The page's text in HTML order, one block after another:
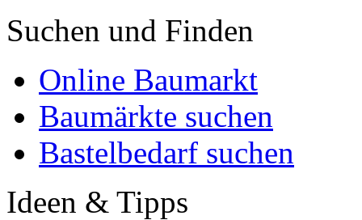
Suchen und Finden
Online Baumarkt
Baumärkte suchen
Bastelbedarf suchen
Ideen & Tipps